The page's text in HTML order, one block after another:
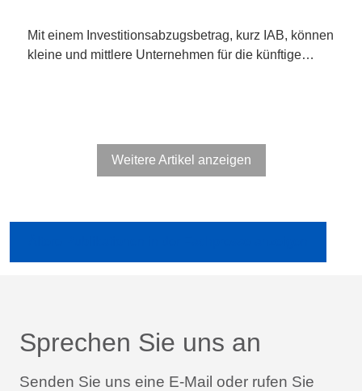
Mit einem Investitionsabzugsbetrag, kurz IAB, können
kleine und mittlere Unternehmen für die künftige…
Weitere Artikel anzeigen
Sprechen Sie uns an
Senden Sie uns eine E-Mail oder rufen Sie